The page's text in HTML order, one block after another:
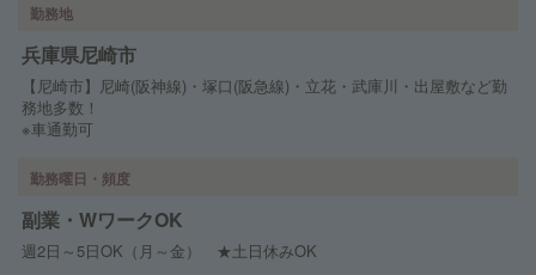
勤務地
兵庫県尼崎市
【尼崎市】尼崎(阪神線)・塚口(阪急線)・立花・武庫川・出屋敷など勤
務地多数！
※車通勤可
勤務曜日・頻度
副業・WワークOK
週2日～5日OK（月～金） ★土日休みOK